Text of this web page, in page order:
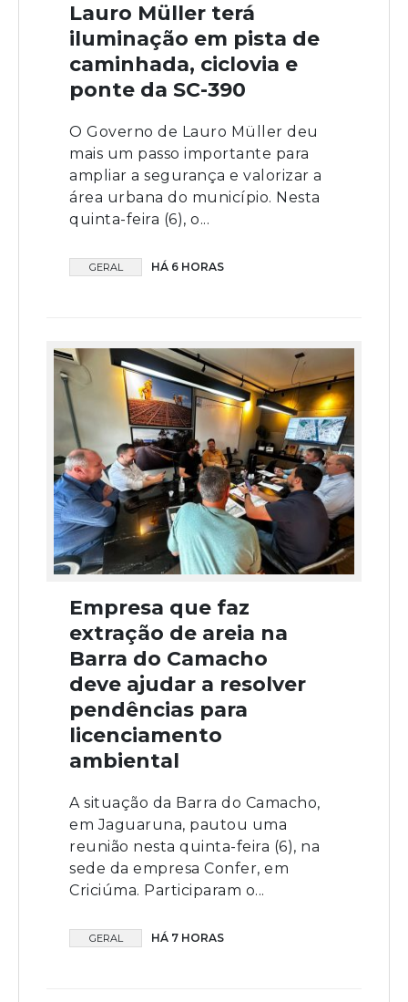
Lauro Müller terá
iluminação em pista de
caminhada, ciclovia e
ponte da SC-390
O Governo de Lauro Müller deu
mais um passo importante para
ampliar a segurança e valorizar a
área urbana do município. Nesta
quinta-feira (6), o...
GERAL HÁ 6 HORAS
Empresa que faz
extração de areia na
Barra do Camacho
deve ajudar a resolver
pendências para
licenciamento
ambiental
A situação da Barra do Camacho,
em Jaguaruna, pautou uma
reunião nesta quinta-feira (6), na
sede da empresa Confer, em
Criciúma. Participaram o...
GERAL HÁ 7 HORAS